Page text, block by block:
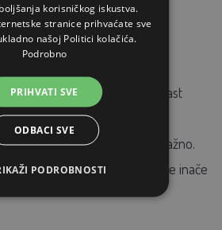
da hrana nije
ako ima ustajao ili kiselkast
grudice, plijesan, paučinaste
ili djeluje neobično vlažno.
da je životinje odbijaju, iako je inače
korisničkog iskustva.
stranice prihvaćate sve
našoj Politici kolačića.
Podrobno
PRIHVATI SVE
ODBACI SVE
PODROBNOSTI